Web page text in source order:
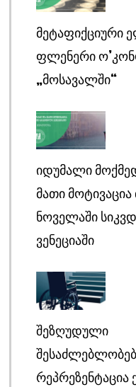
ᲛᲔᲢᲐᲤᲘᲥᲪᲘᲣᲠᲘ
ᲤᲚᲔᲜᲔᲠᲘ
„ᲛᲝᲡᲐᲕᲐᲚᲨᲘ“
ᲘᲓᲣᲛᲐᲚᲘ
ᲛᲐᲗᲘ
ᲜᲝᲕᲔᲚᲐᲨᲘ
ᲕᲔᲜᲔᲪᲘᲐᲨᲘ
ᲨᲔᲖᲦᲣᲓᲣᲚᲘ